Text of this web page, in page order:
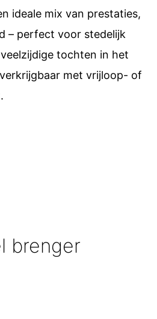
ideale mix van prestaties,
– perfect voor stedelijk
tochten in het
met vrijloop- of
brenger